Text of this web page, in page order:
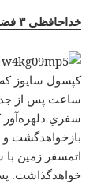
خداحافظی ۳ فضانورد با ایستگاه فضایی بین‌المللی! +عکس
ساعت پس از
سفري
بازخواهد‌گشت و
خواهدگذاشت.